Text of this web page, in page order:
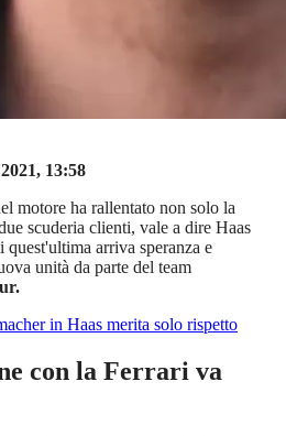
13:58
motore ha rallentato non solo la
scuderia clienti, vale a dire Haas
quest'ultima arriva speranza e
unità da parte del team
in Haas merita solo rispetto
con la Ferrari va